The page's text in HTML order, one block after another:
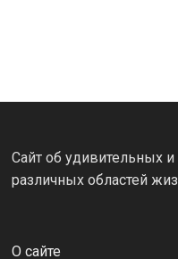
Сайт об удивительных
различных областей
О сайте